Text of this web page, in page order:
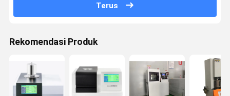
Terus
Rekomendasi Produk